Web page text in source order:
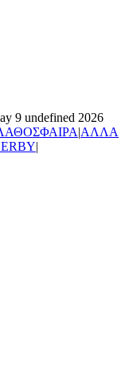
9 undefined 2026
|ΑΛΛΑ
|